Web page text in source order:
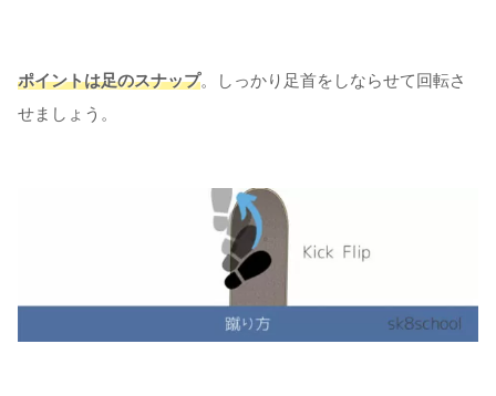
ポイントは足のスナップ。しっかり足首をしならせて回転さ
せましょう。